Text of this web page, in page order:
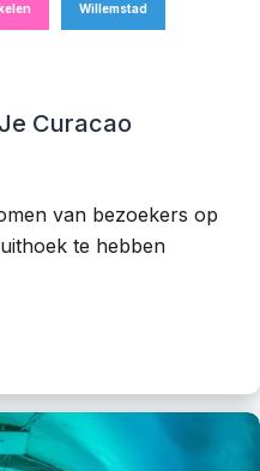
Willemstad
Curacao
van bezoekers op
te hebben